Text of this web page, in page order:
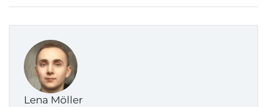
Lena Möller